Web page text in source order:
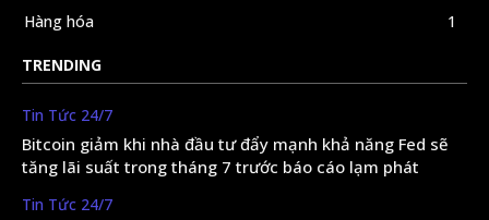
Hàng hóa
1
TRENDING
Tin Tức 24/7
Bitcoin giảm khi nhà đầu tư đẩy mạnh khả năng Fed sẽ
tăng lãi suất trong tháng 7 trước báo cáo lạm phát
Tin Tức 24/7